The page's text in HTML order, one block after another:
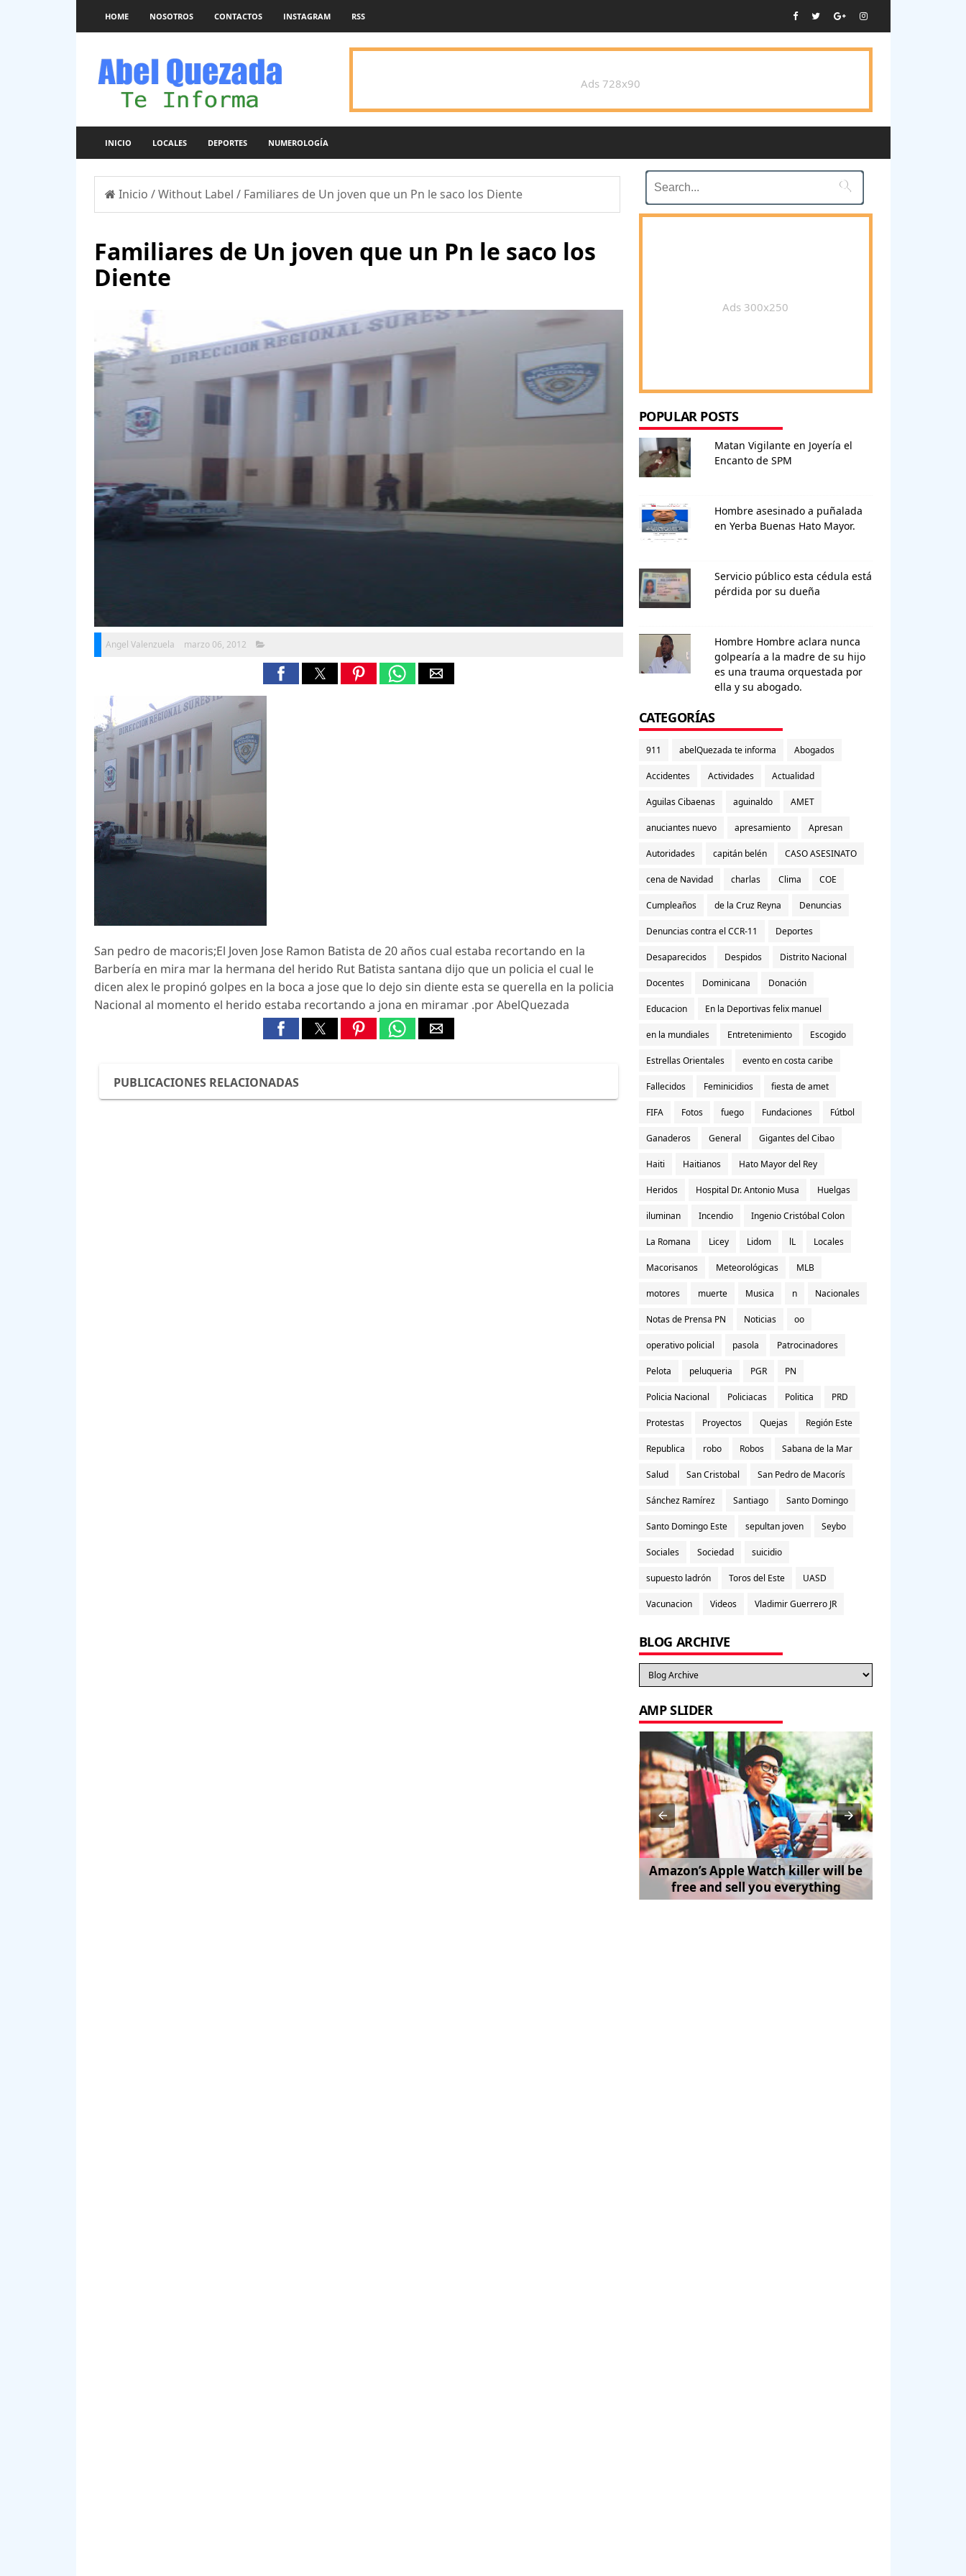
HOME NOSOTROS CONTACTOS INSTAGRAM RSS
Ads 728x90
INICIO LOCALES DEPORTES NUMEROLOGÍA
Inicio /Without Label / Familiares de Un joven que un Pn le saco los Diente
Familiares de Un joven que un Pn le saco los
Diente
Angel Valenzuela marzo 06, 2012
San pedro de macoris;El Joven Jose Ramon Batista de 20 años cual estaba recortando en la
Barbería en mira mar la hermana del herido Rut Batista santana dijo que un policia el cual le
dicen alex le propinó golpes en la boca a jose que lo dejo sin diente esta se querella en la policia
Nacional al momento el herido estaba recortando a jona en miramar .por AbelQuezada
PUBLICACIONES RELACIONADAS

Ads 300x250
POPULAR POSTS
Matan Vigilante en Joyería el
Encanto de SPM
Hombre asesinado a puñalada
en Yerba Buenas Hato Mayor.
Servicio público esta cédula está
pérdida por su dueña
Hombre Hombre aclara nunca
golpearía a la madre de su hijo
es una trauma orquestada por
ella y su abogado.
CATEGORÍAS
911 abelQuezada te informa Abogados
Accidentes Actividades Actualidad
Aguilas Cibaenas aguinaldo AMET
anuciantes nuevo apresamiento Apresan
Autoridades capitán belén CASO ASESINATO
cena de Navidad charlas Clima COE
Cumpleaños de la Cruz Reyna Denuncias
Denuncias contra el CCR-11 Deportes
Desaparecidos Despidos Distrito Nacional
Docentes Dominicana Donación
Educacion En la Deportivas felix manuel
en la mundiales Entretenimiento Escogido
Estrellas Orientales evento en costa caribe
Fallecidos Feminicidios fiesta de amet
FIFA Fotos fuego Fundaciones Fútbol
Ganaderos General Gigantes del Cibao
Haiti Haitianos Hato Mayor del Rey
Heridos Hospital Dr. Antonio Musa Huelgas
iluminan Incendio Ingenio Cristóbal Colon
La Romana Licey Lidom lL Locales
Macorisanos Meteorológicas MLB
motores muerte Musica n Nacionales
Notas de Prensa PN Noticias oo
operativo policial pasola Patrocinadores
Pelota peluqueria PGR PN
Policia Nacional Policiacas Politica PRD
Protestas Proyectos Quejas Región Este
Republica robo Robos Sabana de la Mar
Salud San Cristobal San Pedro de Macorís
Sánchez Ramírez Santiago Santo Domingo
Santo Domingo Este sepultan joven Seybo
Sociales Sociedad suicidio
supuesto ladrón Toros del Este UASD
Vacunacion Videos Vladimir Guerrero JR
BLOG ARCHIVE
AMP SLIDER
Amazon’s Apple Watch killer will be
free and sell you everything